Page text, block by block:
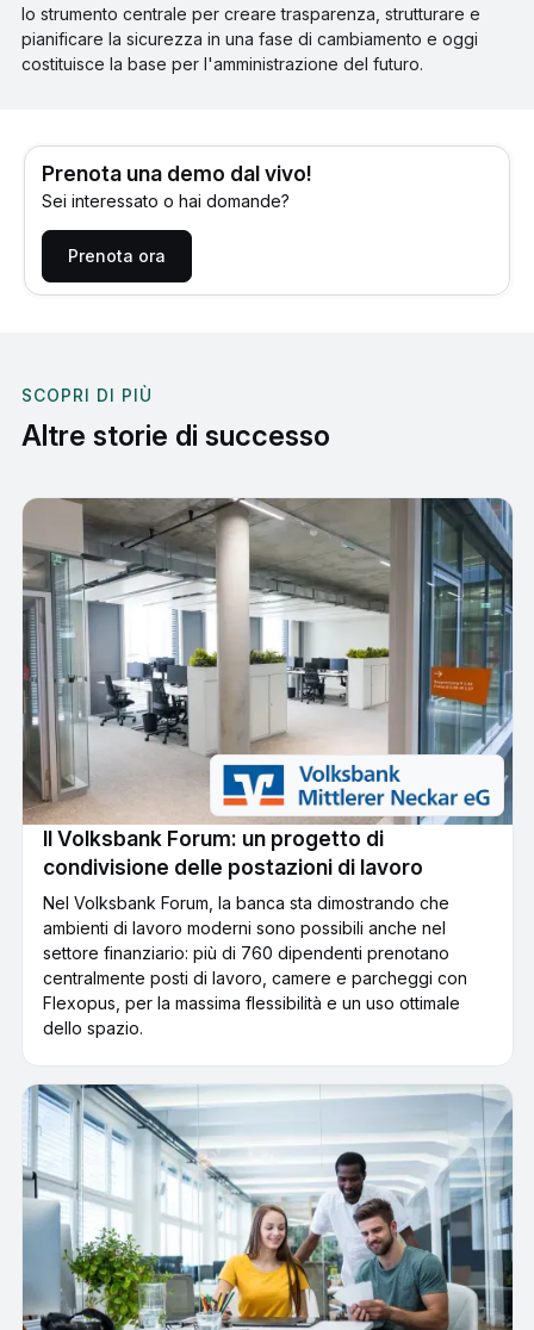
lo strumento centrale per creare trasparenza, strutturare e
pianificare la sicurezza in una fase di cambiamento e oggi
costituisce la base per l'amministrazione del futuro.
Prenota una demo dal vivo!
Sei interessato o hai domande?
Prenota ora
SCOPRI DI PIÙ
Altre storie di successo
Il Volksbank Forum: un progetto di
condivisione delle postazioni di lavoro
Nel Volksbank Forum, la banca sta dimostrando che
ambienti di lavoro moderni sono possibili anche nel
settore finanziario: più di 760 dipendenti prenotano
centralmente posti di lavoro, camere e parcheggi con
Flexopus, per la massima flessibilità e un uso ottimale
dello spazio.